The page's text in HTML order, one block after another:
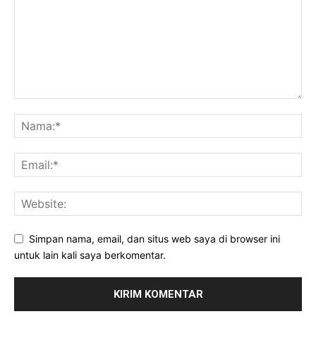
Simpan nama, email, dan situs web saya di browser ini
untuk lain kali saya berkomentar.